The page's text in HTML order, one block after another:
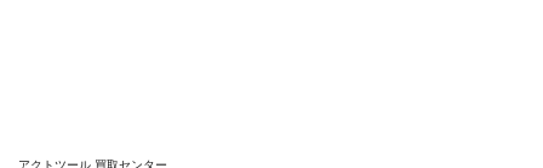
アクトツール 買取センター